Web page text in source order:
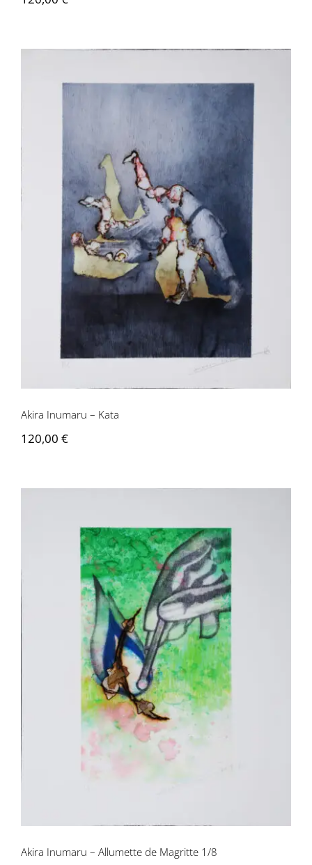
Akira Inumaru – Kata
Akira Inumaru – Kata
120,00 €
Akira Inumaru – Allumette de Magritte
1/8
Akira Inumaru – Allumette de Magritte 1/8